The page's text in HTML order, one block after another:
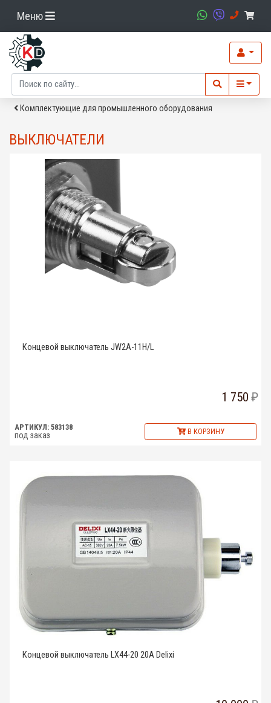
Меню
Комплектующие для промышленного оборудования
ВЫКЛЮЧАТЕЛИ
Концевой выключатель JW2A-11H/L
1 750
АРТИКУЛ: 583138
под заказ В КОРЗИНУ
Концевой выключатель LX44-20 20A Delixi